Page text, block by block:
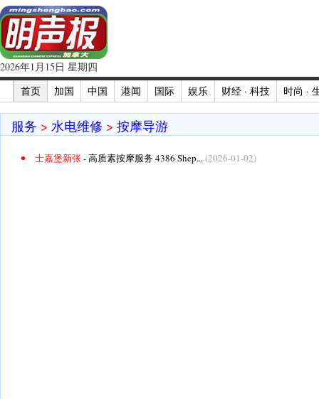
2026年1月15日 星期四
首页
加国 中国 港闻 国际 娱乐 财经 · 科技 时尚 ·
服务 > 水电维修 > 按摩导游
士嘉堡新张- 高质素按摩服务 4386 Shep...(2026-01-02)